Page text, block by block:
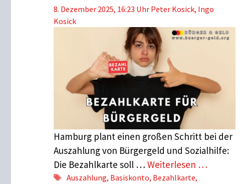
8. Dezember 2025, 16:23 Uhr Peter Kosick, Ingo
Kosick
Hamburg plant einen großen Schritt bei der
Auszahlung von Bürgergeld und Sozialhilfe:
Die Bezahlkarte soll … Weiterlesen …
Schlagwörter
Auszahlung, Basiskonto, Bezahlkarte,